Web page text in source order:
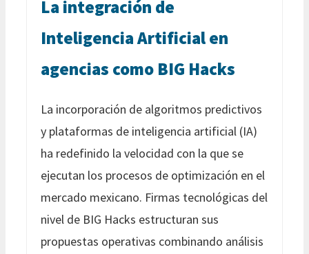
La integración de
Inteligencia Artificial en
agencias como BIG Hacks
La incorporación de algoritmos predictivos
y plataformas de inteligencia artificial (IA)
ha redefinido la velocidad con la que se
ejecutan los procesos de optimización en el
mercado mexicano. Firmas tecnológicas del
nivel de BIG Hacks estructuran sus
propuestas operativas combinando análisis